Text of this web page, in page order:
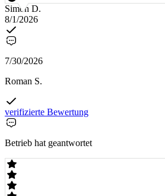
Simon D.
8/1/2026
7/30/2026
Roman S.
verifizierte Bewertung
Betrieb hat geantwortet